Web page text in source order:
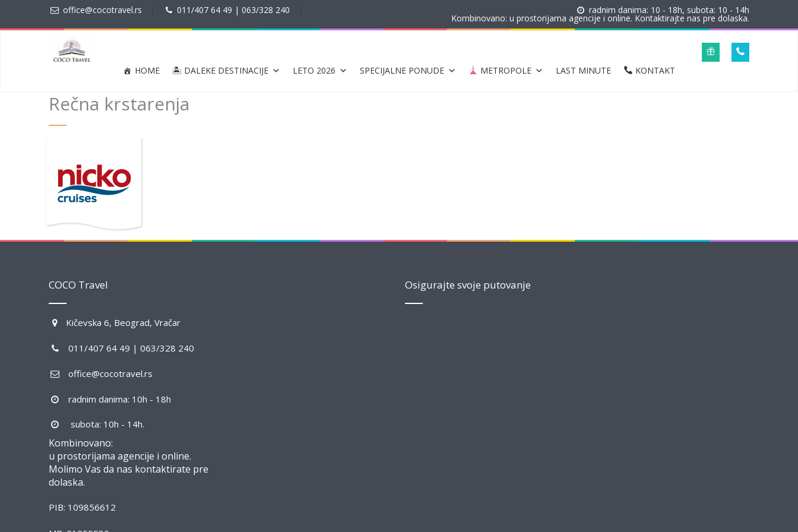
office@cocotravel.rs 011/407 64 49 | 063/328 240 radnim danima: 10 - 18h, subota: 10 - 14h
Kombinovano: u prostorijama agencije i online. Kontaktirajte nas pre dolaska.
HOME 🏝 DALEKE DESTINACIJE LETO 2026 SPECIJALNE PONUDE METROPOLE LAST MINUTE KONTAKT
Rečna krstarenja
COCO Travel
Kičevska 6, Beograd, Vračar
011/407 64 49 | 063/328 240
office@cocotravel.rs
radnim danima: 10h - 18h
subota: 10h - 14h.
Kombinovano:
u prostorijama agencije i online.
Molimo Vas da nas kontaktirate pre
dolaska.
PIB: 109856612
Osigurajte svoje putovanje